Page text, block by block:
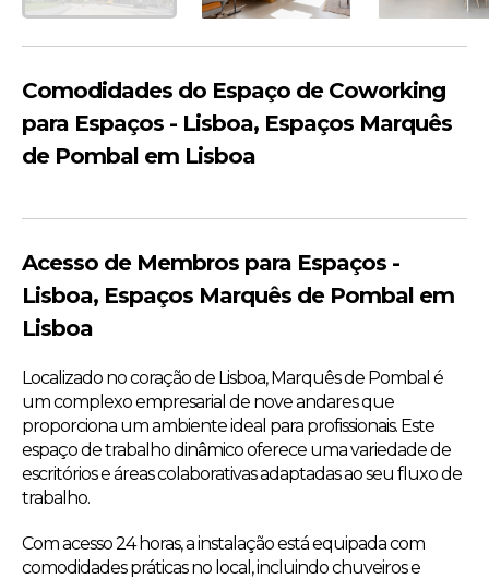
Comodidades do Espaço de Coworking
para Espaços - Lisboa, Espaços Marquês
de Pombal em Lisboa
Acesso de Membros para Espaços -
Lisboa, Espaços Marquês de Pombal em
Lisboa
Localizado no coração de Lisboa, Marquês de Pombal é
um complexo empresarial de nove andares que
proporciona um ambiente ideal para profissionais. Este
espaço de trabalho dinâmico oferece uma variedade de
escritórios e áreas colaborativas adaptadas ao seu fluxo de
trabalho.
Com acesso 24 horas, a instalação está equipada com
comodidades práticas no local, incluindo chuveiros e